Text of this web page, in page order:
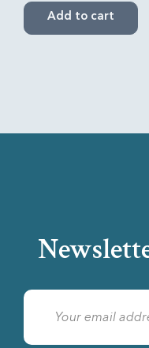
Add to cart